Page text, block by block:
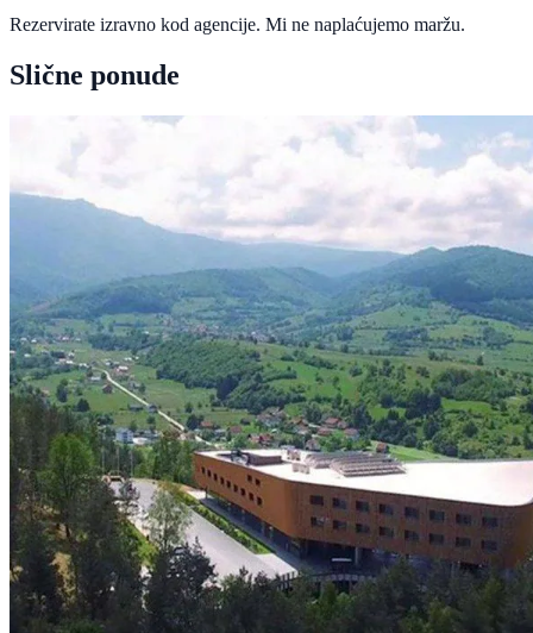
Rezervirate izravno kod agencije. Mi ne naplaćujemo maržu.
Slične ponude